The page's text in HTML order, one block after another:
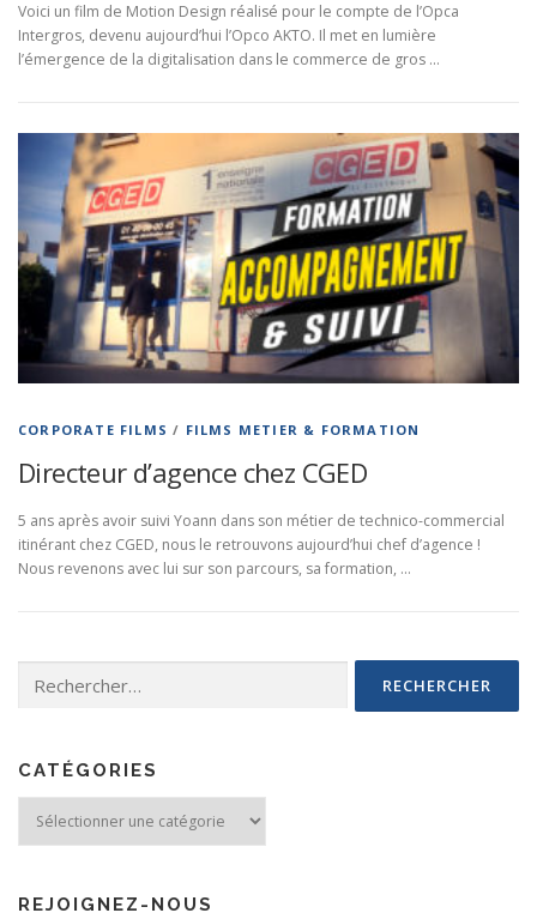
Voici un film de Motion Design réalisé pour le compte de l’Opca
Intergros, devenu aujourd’hui l’Opco AKTO. Il met en lumière
l’émergence de la digitalisation dans le commerce de gros …
CORPORATE FILMS / FILMS METIER & FORMATION
Directeur d’agence chez CGED
5 ans après avoir suivi Yoann dans son métier de technico-commercial
itinérant chez CGED, nous le retrouvons aujourd’hui chef d’agence !
Nous revenons avec lui sur son parcours, sa formation, …
CATÉGORIES
REJOIGNEZ-NOUS